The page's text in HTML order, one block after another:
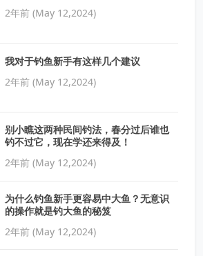
2年前 (May 12,2024)
我对于钓鱼新手有这样几个建议
2年前 (May 12,2024)
别小瞧这两种民间钓法，春分过后谁也
钓不过它，现在学还来得及！
2年前 (May 12,2024)
为什么钓鱼新手更容易中大鱼？无意识
的操作就是钓大鱼的秘笈
2年前 (May 12,2024)